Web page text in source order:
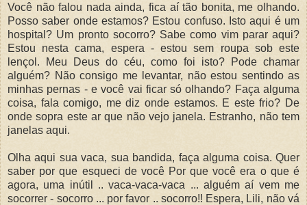
Você não falou nada ainda, fica aí tão bonita, me olhando.
Posso saber onde estamos? Estou confuso. Isto aqui é um
hospital? Um pronto socorro? Sabe como vim parar aqui?
Estou nesta cama, espera - estou sem roupa sob este
lençol. Meu Deus do céu, como foi isto? Pode chamar
alguém? Não consigo me levantar, não estou sentindo as
minhas pernas - e você vai ficar só olhando? Faça alguma
coisa, fala comigo, me diz onde estamos. E este frio? De
onde sopra este ar que não vejo janela. Estranho, não tem
janelas aqui.
Olha aqui sua vaca, sua bandida, faça alguma coisa. Quer
saber por que esqueci de você Por que você era o que é
agora, uma inútil .. vaca-vaca-vaca ... alguém aí vem me
socorrer - socorro ... por favor .. socorro!! Espera, Lili, não vá